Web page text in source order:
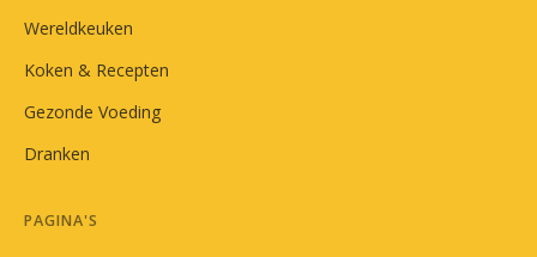
Wereldkeuken
Koken & Recepten
Gezonde Voeding
Dranken
PAGINA'S